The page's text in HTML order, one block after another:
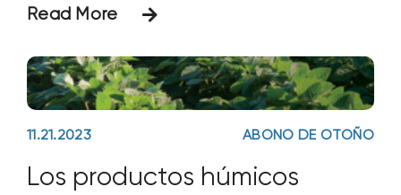
disponibilidad y absorción de nutrientes,
mejoran el crecimiento y la masa radicular
de las plantas y repercuten tanto en el
rendimiento como en la calidad de
Read More
11.21.2023 ABONO DE OTOÑO
Los productos húmicos